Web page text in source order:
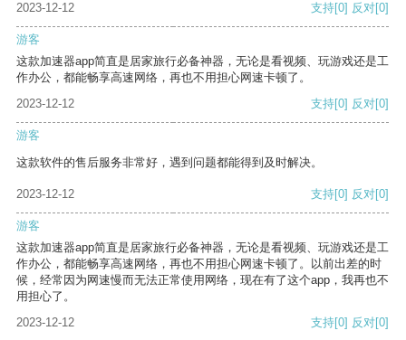
2023-12-12 支持[0] 反对[0]
游客
这款加速器app简直是居家旅行必备神器，无论是看视频、玩游戏还是工
作办公，都能畅享高速网络，再也不用担心网速卡顿了。
2023-12-12
支持[0] 反对[0]
游客
这款软件的售后服务非常好，遇到问题都能得到及时解决。
2023-12-12 支持[0] 反对[0]
游客
这款加速器app简直是居家旅行必备神器，无论是看视频、玩游戏还是工
作办公，都能畅享高速网络，再也不用担心网速卡顿了。以前出差的时
候，经常因为网速慢而无法正常使用网络，现在有了这个app，我再也不
用担心了。
2023-12-12
支持[0] 反对[0]